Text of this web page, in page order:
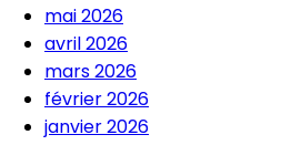
mai 2026
avril 2026
mars 2026
février 2026
janvier 2026